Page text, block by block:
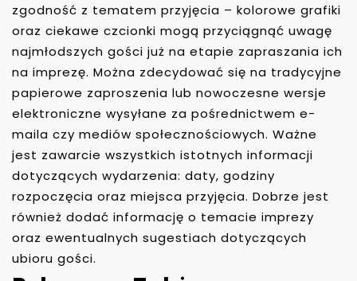
zgodność z tematem przyjęcia – kolorowe grafiki
oraz ciekawe czcionki mogą przyciągnąć uwagę
najmłodszych gości już na etapie zapraszania ich
na imprezę. Można zdecydować się na tradycyjne
papierowe zaproszenia lub nowoczesne wersje
elektroniczne wysyłane za pośrednictwem e-
maila czy mediów społecznościowych. Ważne
jest zawarcie wszystkich istotnych informacji
dotyczących wydarzenia: daty, godziny
rozpoczęcia oraz miejsca przyjęcia. Dobrze jest
również dodać informację o temacie imprezy
oraz ewentualnych sugestiach dotyczących
ubioru gości.